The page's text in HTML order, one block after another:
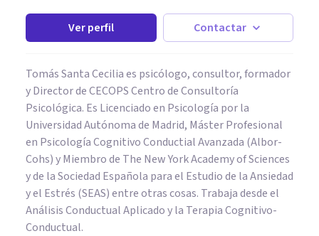
Ver perfil Contactar
Tomás Santa Cecilia es psicólogo, consultor, formador
y Director de CECOPS Centro de Consultoría
Psicológica. Es Licenciado en Psicología por la
Universidad Autónoma de Madrid, Máster Profesional
en Psicología Cognitivo Conductial Avanzada (Albor-
Cohs) y Miembro de The New York Academy of Sciences
y de la Sociedad Española para el Estudio de la Ansiedad
y el Estrés (SEAS) entre otras cosas. Trabaja desde el
Análisis Conductual Aplicado y la Terapia Cognitivo-
Conductual.